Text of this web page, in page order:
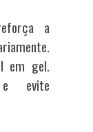
a
em gel.
e evite